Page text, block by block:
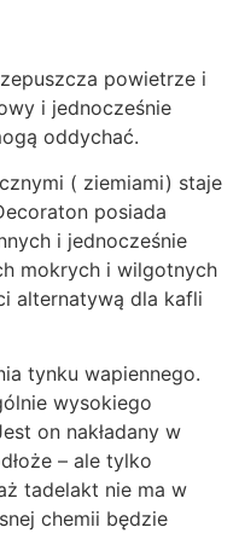
powietrze i
i jednocześnie
oddychać.
( ziemiami) staje
posiada
i jednocześnie
mokrych i wilgotnych
alternatywą dla kafli
tynku wapiennego.
wysokiego
on nakładany w
– ale tylko
tadelakt nie ma w
chemii będzie